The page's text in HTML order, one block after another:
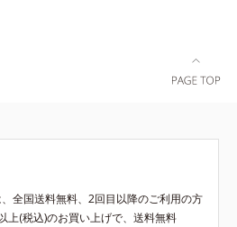
ェ
ケ
全国送料無料、2回目以降のご利用の方
上(税込)のお買い上げで、送料無料